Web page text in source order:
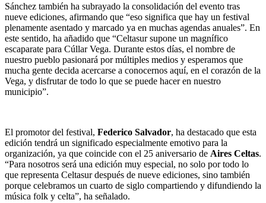
Sánchez también ha subrayado la consolidación del evento tras
nueve ediciones, afirmando que “eso significa que hay un festival
plenamente asentado y marcado ya en muchas agendas anuales”. En
este sentido, ha añadido que “Celtasur supone un magnífico
escaparate para Cúllar Vega. Durante estos días, el nombre de
nuestro pueblo pasionará por múltiples medios y esperamos que
mucha gente decida acercarse a conocernos aquí, en el corazón de la
Vega, y disfrutar de todo lo que se puede hacer en nuestro
municipio”.
El promotor del festival, Federico Salvador, ha destacado que esta
edición tendrá un significado especialmente emotivo para la
organización, ya que coincide con el 25 aniversario de Aires Celtas.
“Para nosotros será una edición muy especial, no solo por todo lo
que representa Celtasur después de nueve ediciones, sino también
porque celebramos un cuarto de siglo compartiendo y difundiendo la
música folk y celta”, ha señalado.